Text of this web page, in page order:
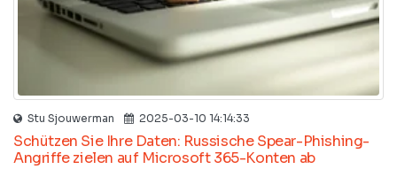
Stu Sjouwerman 2025-03-10 14:14:33
Schützen Sie Ihre Daten: Russische Spear-Phishing-
Angriffe zielen auf Microsoft 365-Konten ab